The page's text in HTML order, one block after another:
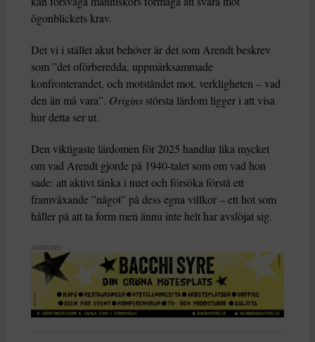
ögonblickets krav.
Det vi i stället akut behöver är det som Arendt beskrev
som ”det oförberedda, uppmärksammade
konfronterandet, och motståndet mot, verkligheten – vad
den än må vara”. Origins största lärdom ligger i att visa
hur detta ser ut.
Den viktigaste lärdomen för 2025 handlar lika mycket
om vad Arendt gjorde på 1940-talet som om vad hon
sade: att aktivt tänka i nuet och försöka förstå ett
framväxande ”något” på dess egna villkor – ett hot som
håller på att ta form men ännu inte helt har avslöjat sig.
ANNONS